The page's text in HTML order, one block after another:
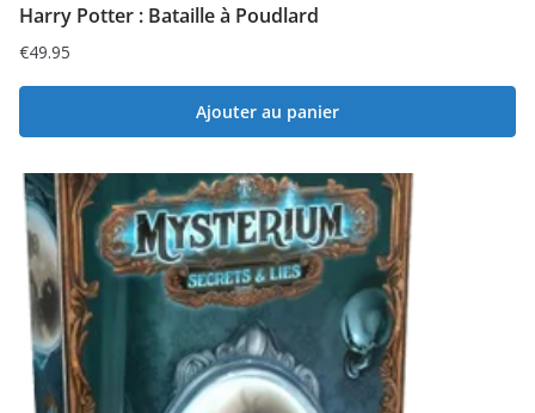
Harry Potter : Bataille à Poudlard
€49.95
Ajouter au panier